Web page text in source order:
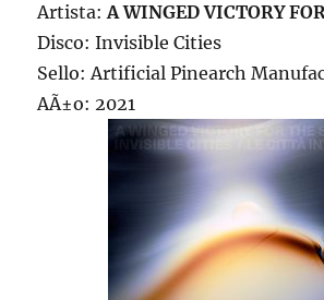
Artista:A WINGED VICTORY
Disco: Invisible Cities
Sello: Artificial Pinearch
AÃ±o: 2021